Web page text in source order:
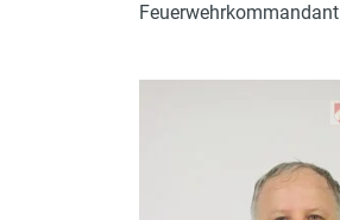
Feuerwehrkommandant